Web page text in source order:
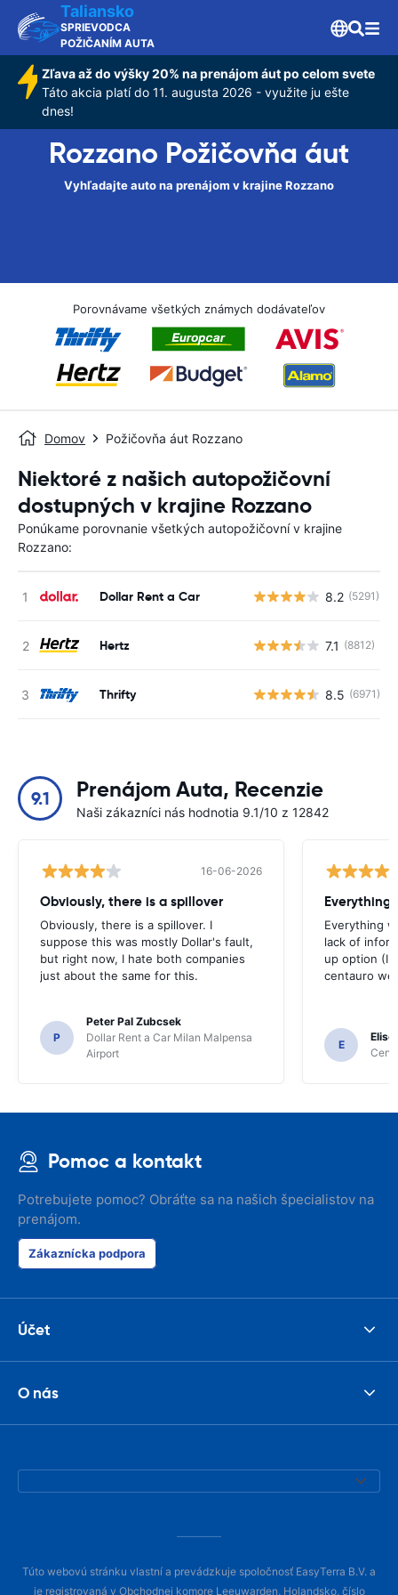
Taliansko
SPRIEVODCA
POŽIČANÍM AUTA
Zľava až do výšky 20% na prenájom áut po celom svete
Táto akcia platí do 11. augusta 2026 - využite ju ešte
dnes!
Rozzano Požičovňa áut
Vyhľadajte auto na prenájom v krajine Rozzano
Porovnávame všetkých známych dodávateľov
Domov Požičovňa áut Rozzano
Niektoré z našich autopožičovní
dostupných v krajine Rozzano
Ponúkame porovnanie všetkých autopožičovní v krajine
Rozzano:
Dollar Rent a Car 8.2 (5291)
Hertz 7.1 (8812)
Thrifty 8.5 (6971)
9.1 Prenájom Auta, Recenzie
Naši zákazníci nás hodnotia 9.1/10 z 12842
16-06-2026
Obviously, there is a spillover
Obviously, there is a spillover. I
suppose this was mostly Dollar's fault,
but right now, I hate both companies
just about the same for this.
P
Peter Pal Zubcsek
Dollar Rent a Car Milan Malpensa
Airport
Everything
Everything
lack of
up option (I
centauro
E
Pomoc a kontakt
Potrebujete pomoc? Obráťte sa na našich špecialistov na
prenájom.
Zákaznícka podpora
Účet
O nás
Túto webovú stránku vlastní a prevádzkuje spoločnosť EasyTerra B.V. a
je registrovaná v Obchodnej komore Leeuwarden, Holandsko, číslo